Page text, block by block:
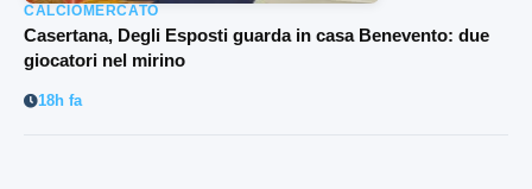
CALCIOMERCATO
Casertana, Degli Esposti guarda in casa Benevento: due
giocatori nel mirino
18h fa